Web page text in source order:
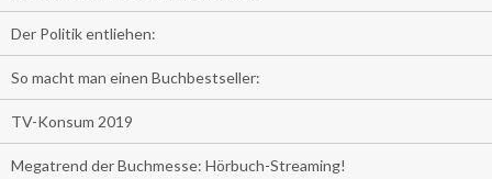
Der Politik entliehen:
So macht man einen Buchbestseller:
TV-Konsum 2019
Megatrend der Buchmesse: Hörbuch-Streaming!